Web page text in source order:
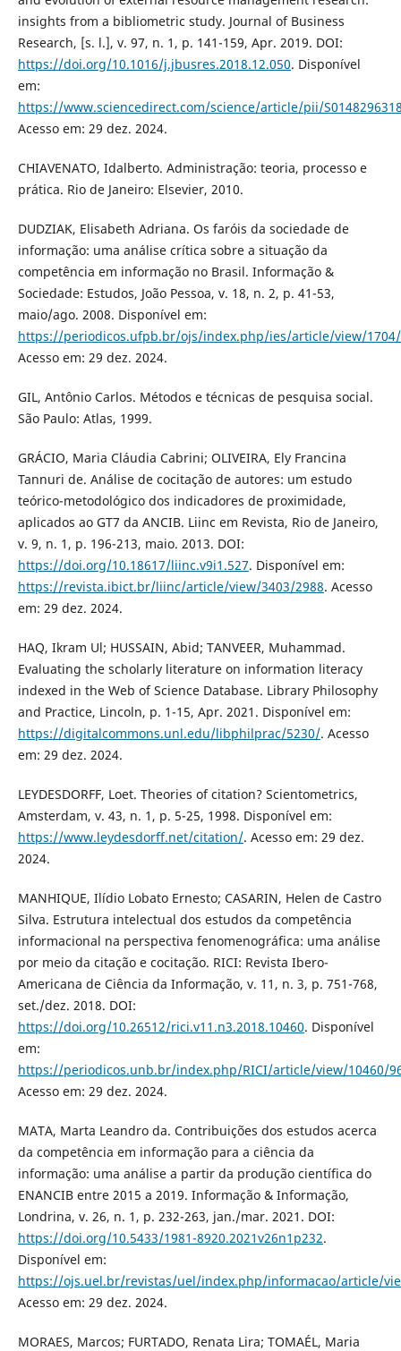
insights from a bibliometric study. Journal of Business
Research, [s. l.], v. 97, n. 1, p. 141-159, Apr. 2019. DOI:
https://doi.org/10.1016/j.jbusres.2018.12.050. Disponível
em:
https://www.sciencedirect.com/science/article/pii/
Acesso em: 29 dez. 2024.
CHIAVENATO, Idalberto. Administração: teoria, processo e
prática. Rio de Janeiro: Elsevier, 2010.
DUDZIAK, Elisabeth Adriana. Os faróis da sociedade de
informação: uma análise crítica sobre a situação da
competência em informação no Brasil. Informação &
Sociedade: Estudos, João Pessoa, v. 18, n. 2, p. 41-53,
maio/ago. 2008. Disponível em:
https://periodicos.ufpb.br/ojs/index.php/ies/article/view/
Acesso em: 29 dez. 2024.
GIL, Antônio Carlos. Métodos e técnicas de pesquisa social.
São Paulo: Atlas, 1999.
GRÁCIO, Maria Cláudia Cabrini; OLIVEIRA, Ely Francina
Tannuri de. Análise de cocitação de autores: um estudo
teórico-metodológico dos indicadores de proximidade,
aplicados ao GT7 da ANCIB. Liinc em Revista, Rio de Janeiro,
v. 9, n. 1, p. 196-213, maio. 2013. DOI:
https://doi.org/10.18617/liinc.v9i1.527. Disponível em:
https://revista.ibict.br/liinc/article/view/3403/2988. Acesso
em: 29 dez. 2024.
HAQ, Ikram Ul; HUSSAIN, Abid; TANVEER, Muhammad.
Evaluating the scholarly literature on information literacy
indexed in the Web of Science Database. Library Philosophy
and Practice, Lincoln, p. 1-15, Apr. 2021. Disponível em:
https://digitalcommons.unl.edu/libphilprac/5230/. Acesso
em: 29 dez. 2024.
LEYDESDORFF, Loet. Theories of citation? Scientometrics,
Amsterdam, v. 43, n. 1, p. 5-25, 1998. Disponível em:
https://www.leydesdorff.net/citation/. Acesso em: 29 dez.
2024.
MANHIQUE, Ilídio Lobato Ernesto; CASARIN, Helen de Castro
Silva. Estrutura intelectual dos estudos da competência
informacional na perspectiva fenomenográfica: uma análise
por meio da citação e cocitação. RICI: Revista Ibero-
Americana de Ciência da Informação, v. 11, n. 3, p. 751-768,
set./dez. 2018. DOI:
https://doi.org/10.26512/rici.v11.n3.2018.10460. Disponível
em:
https://periodicos.unb.br/index.php/RICI/article/view/10460/
Acesso em: 29 dez. 2024.
MATA, Marta Leandro da. Contribuições dos estudos acerca
da competência em informação para a ciência da
informação: uma análise a partir da produção científica do
ENANCIB entre 2015 a 2019. Informação & Informação,
Londrina, v. 26, n. 1, p. 232-263, jan./mar. 2021. DOI:
https://doi.org/10.5433/1981-8920.2021v26n1p232.
Disponível em:
https://ojs.uel.br/revistas/uel/index.php/informacao/article/
Acesso em: 29 dez. 2024.
MORAES, Marcos; FURTADO, Renata Lira; TOMAÉL, Maria